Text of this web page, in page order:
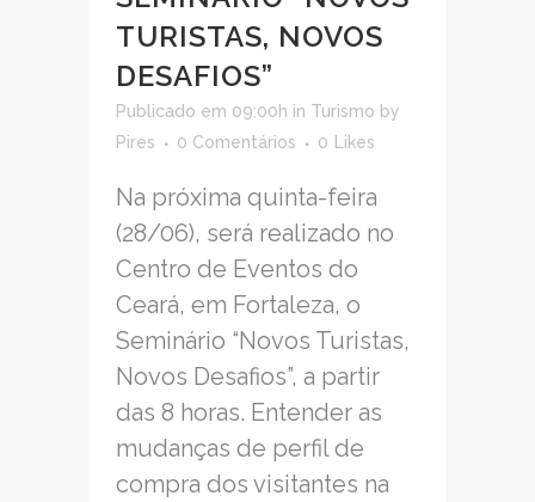
TURISTAS, NOVOS
DESAFIOS”
Publicado em 09:00h in Turismo by
Pires
0 Comentários 0 Likes
Na próxima quinta-feira
(28/06), será realizado no
Centro de Eventos do
Ceará, em Fortaleza, o
Seminário “Novos Turistas,
Novos Desafios”, a partir
das 8 horas. Entender as
mudanças de perfil de
compra dos visitantes na